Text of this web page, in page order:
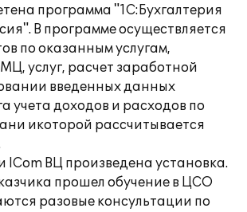
программа "1С:Бухгалтерия
В программе осуществляется
по оказанным услугам,
услуг, расчет заработной
введенных данных
учета доходов и расходов по
икоторой рассчитывается
ВЦ произведена установка.
прошел обучение в ЦСО
разовые консультации по